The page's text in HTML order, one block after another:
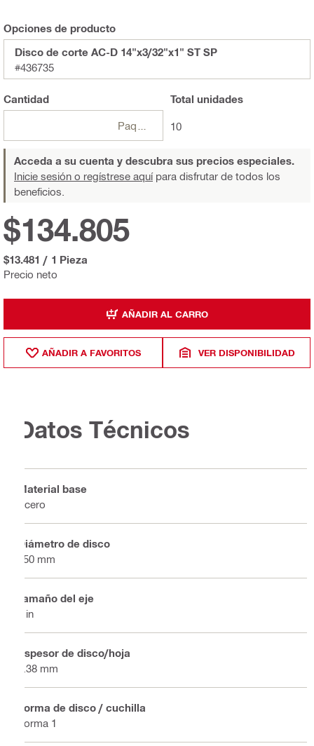
Opciones de producto
Disco de corte AC-D 14"x3/32"x1" ST SP
#436735
Cantidad Total unidades
10
Acceda a su cuenta y descubra sus precios especiales.
Inicie sesión o regístrese aquípara disfrutar de todos los
beneficios.
Precio neto
$134.805
$13.481 / 1 Pieza
AÑADIR AL CARRO
AÑADIR A FAVORITOS VER DISPONIBILIDAD
Datos Técnicos
Material base
Acero
Diámetro de disco
350 mm
Tamaño del eje
1 in
Espesor de disco/hoja
2.38 mm
Forma de disco / cuchilla
Forma 1